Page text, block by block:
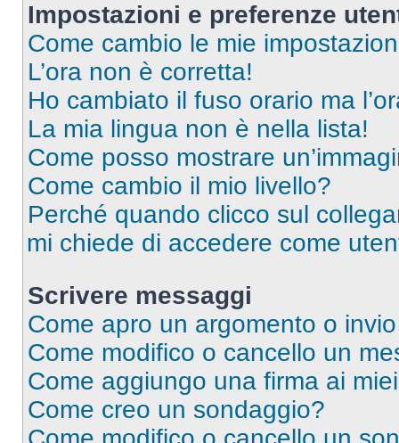
Impostazioni e preferenze
Come cambio le mie
L’ora non è corretta!
Ho cambiato il fuso orario ma
La mia lingua non è nella lista!
Come posso mostrare
Come cambio il mio livello?
Perché quando clicco sul
mi chiede di accedere come
Scrivere messaggi
Come apro un argomento o
Come modifico o cancello un
Come aggiungo una firma ai
Come creo un sondaggio?